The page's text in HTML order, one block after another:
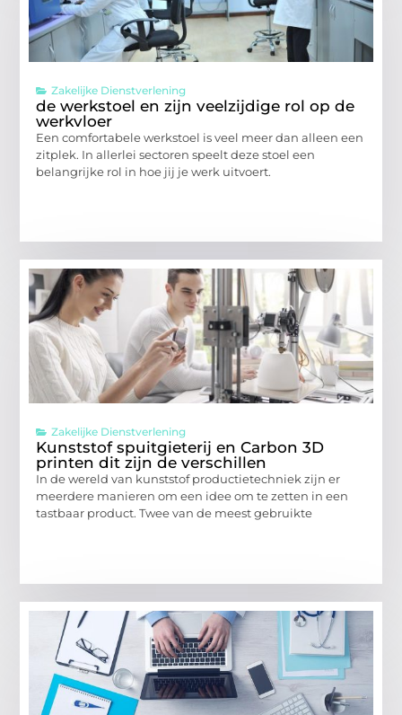
Zakelijke Dienstverlening
de werkstoel en zijn veelzijdige rol op de
werkvloer
Een comfortabele werkstoel is veel meer dan alleen een
zitplek. In allerlei sectoren speelt deze stoel een
belangrijke rol in hoe jij je werk uitvoert.
Zakelijke Dienstverlening
Kunststof spuitgieterij en Carbon 3D
printen dit zijn de verschillen
In de wereld van kunststof productietechniek zijn er
meerdere manieren om een idee om te zetten in een
tastbaar product. Twee van de meest gebruikte